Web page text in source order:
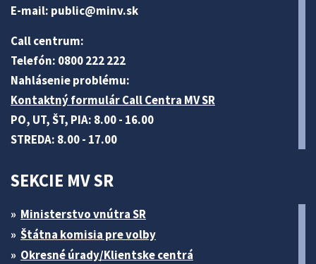
E-mail: public@minv.sk
Call centrum:
Telefón: 0800 222 222
Nahlásenie problému:
Kontaktný formulár Call Centra MV SR
PO, UT, ŠT, PIA: 8.00 - 16.00
STREDA: 8.00 - 17.00
SEKCIE MV SR
Ministerstvo vnútra SR
Štátna komisia pre volby
Okresné úrady/Klientske centrá